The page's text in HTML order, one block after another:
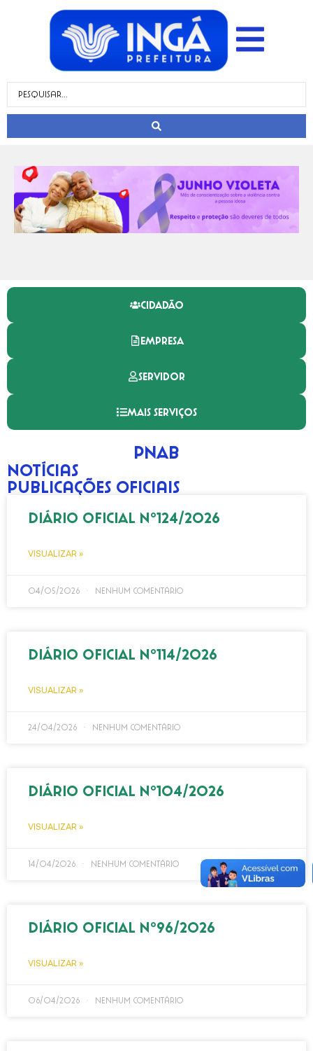
CIDADÃO
EMPRESA
SERVIDOR
MAIS SERVIÇOS
PNAB
Notícias
Publicações Oficiais
DIÁRIO OFICIAL Nº124/2026
VISUALIZAR »
04/05/2026 Nenhum comentário
DIÁRIO OFICIAL Nº114/2026
VISUALIZAR »
24/04/2026 Nenhum comentário
DIÁRIO OFICIAL Nº104/2026
VISUALIZAR »
14/04/2026 Nenhum comentário
DIÁRIO OFICIAL Nº96/2026
VISUALIZAR »
06/04/2026 Nenhum comentário